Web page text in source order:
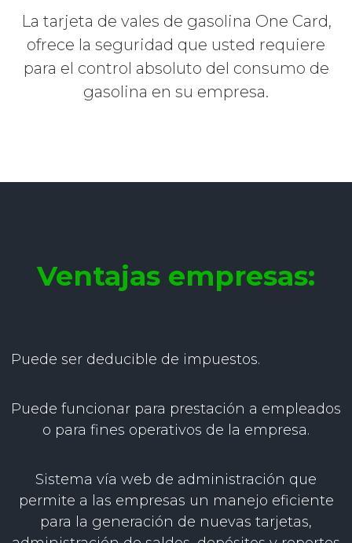
La tarjeta de vales de gasolina One Card,
ofrece la seguridad que usted requiere
para el control absoluto del consumo de
gasolina en su empresa.
Ventajas empresas:
Puede ser deducible de impuestos.
Puede funcionar para prestación a empleados
o para fines operativos de la empresa.
Sistema vía web de administración que
permite a las empresas un manejo eficiente
para la generación de nuevas tarjetas,